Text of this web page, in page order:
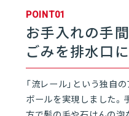
04 S
POINT01
お手入れの手
ごみを排水口
「流レール」という独自
ボールを実現しました。